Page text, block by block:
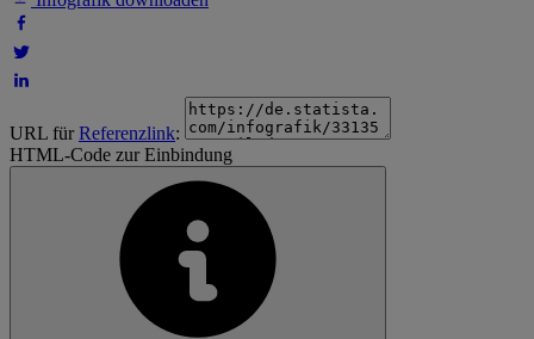
URL fürReferenzlink:
HTML-Code zur Einbindung